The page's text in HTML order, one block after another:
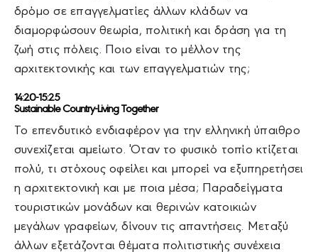
δρόμο σε επαγγελματίες άλλων κλάδων να
διαμορφώσουν θεωρία, πολιτική και δράση για τη
ζωή στις πόλεις. Ποιο είναι το μέλλον της
αρχιτεκτονικής και των επαγγελματιών της;
14:20-15:25
Sustainable Country-Living Together
Το επενδυτικό ενδιαφέρον για την ελληνική ύπαιθρο
συνεχίζεται αμείωτο. Όταν το φυσικό τοπίο κτίζεται
πολύ, τι στόχους οφείλει και μπορεί να εξυπηρετήσει
η αρχιτεκτονική και με ποια μέσα; Παραδείγματα
τουριστικών μονάδων και θερινών κατοικιών
μεγάλων γραφείων, δίνουν τις απαντήσεις. Μεταξύ
άλλων εξετάζονται θέματα πολιτιστικής συνέχεια